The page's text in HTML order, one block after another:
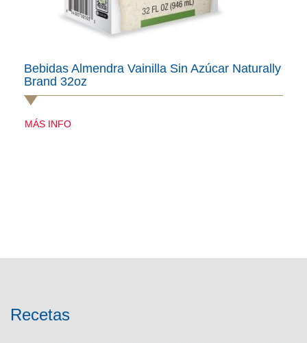
Bebidas Almendra Vainilla Sin Azúcar Naturally
Brand 32oz
MÁS INFO
Recetas